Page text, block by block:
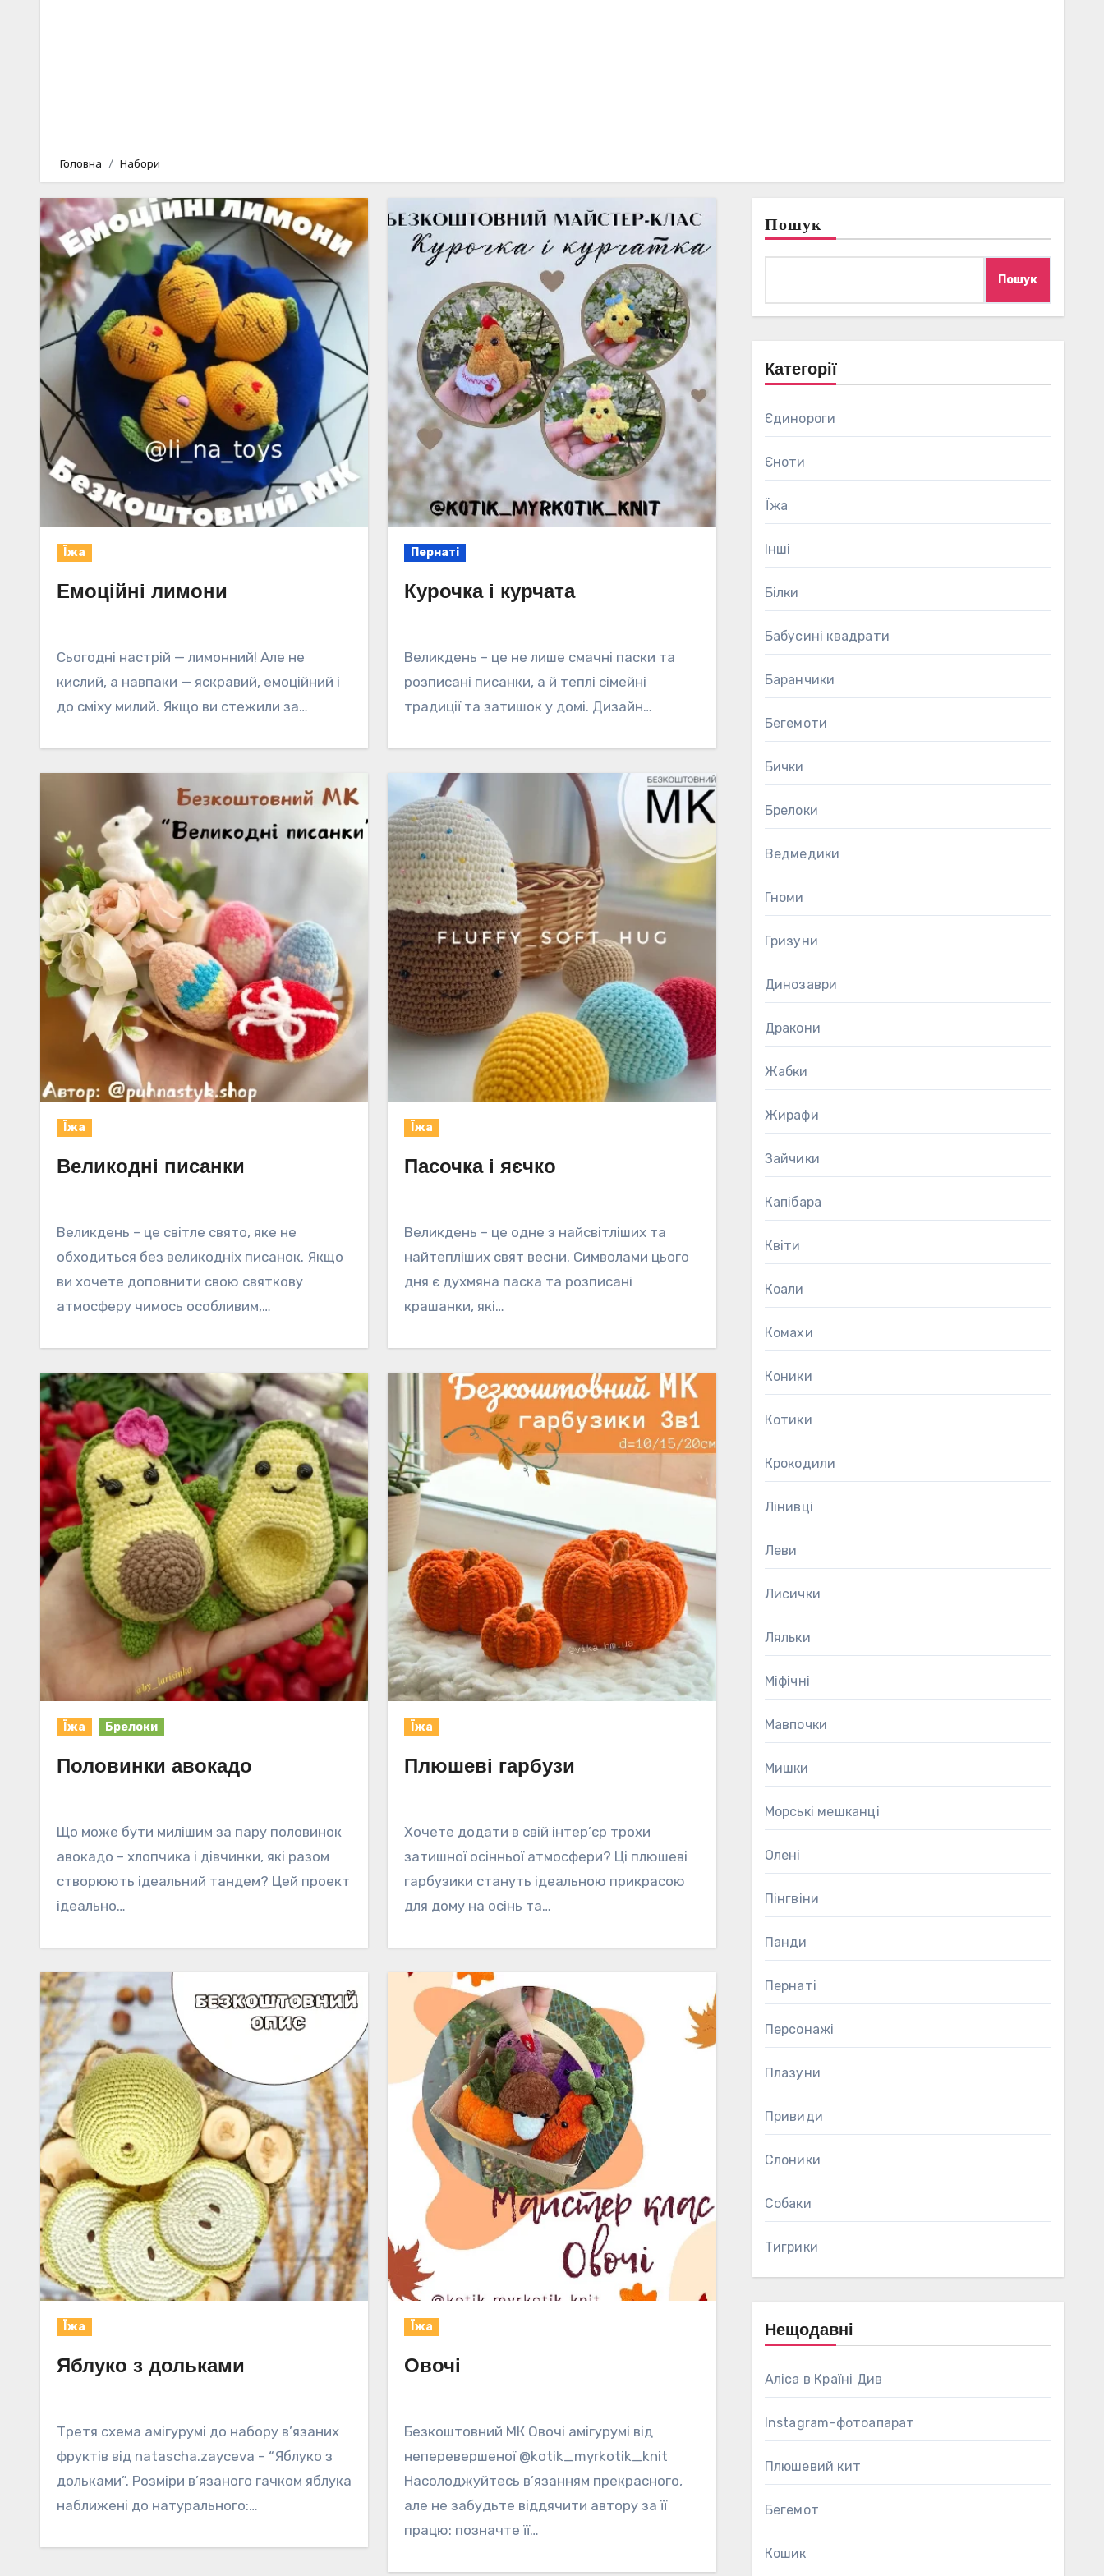
Головна Набори
Їжа
Емоційні лимони
Сьогодні настрій — лимонний! Але не
кислий, а навпаки — яскравий, емоційний і
до сміху милий. Якщо ви стежили за…
Пернаті
Курочка і курчата
Великдень – це не лише смачні паски та
розписані писанки, а й теплі сімейні
традиції та затишок у домі. Дизайн…
Їжа
Великодні писанки
Великдень – це світле свято, яке не
обходиться без великодніх писанок. Якщо
ви хочете доповнити свою святкову
атмосферу чимось особливим,…
Їжа
Пасочка і яєчко
Великдень – це одне з найсвітліших та
найтепліших свят весни. Символами цього
дня є духмяна паска та розписані
крашанки, які…
Їжа Брелоки
Половинки авокадо
Що може бути милішим за пару половинок
авокадо – хлопчика і дівчинки, які разом
створюють ідеальний тандем? Цей проект
ідеально…
Їжа
Плюшеві гарбузи
Хочете додати в свій інтер’єр трохи
затишної осінньої атмосфери? Ці плюшеві
гарбузики стануть ідеальною прикрасою
для дому на осінь та…
Їжа
Яблуко з дольками
Третя схема амігурумі до набору в’язаних
фруктів від natascha.zayceva – “Яблуко з
дольками”. Розміри в’язаного гачком яблука
наближені до натурального:…
Їжа
Овочі
Безкоштовний МК Овочі амігурумі від
неперевершеної @kotik_myrkotik_knit
Насолоджуйтесь в’язанням прекрасного,
але не забудьте віддячити автору за її
працю: позначте її…
Пошук
Пошук
Категорії
Єдинороги
Єноти
Їжа
Інші
Білки
Бабусині квадрати
Баранчики
Бегемоти
Бички
Брелоки
Ведмедики
Гноми
Гризуни
Динозаври
Дракони
Жабки
Жирафи
Зайчики
Капібара
Квіти
Коали
Комахи
Коники
Котики
Крокодили
Лінивці
Леви
Лисички
Ляльки
Міфічні
Мавпочки
Мишки
Морські мешканці
Олені
Пінгвіни
Панди
Пернаті
Персонажі
Плазуни
Привиди
Слоники
Собаки
Тигрики
Нещодавні
Аліса в Країні Див
Instagram-фотоапарат
Плюшевий кит
Бегемот
Кошик